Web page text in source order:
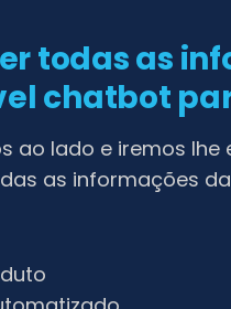
todas as
chatbot
ao lado e iremos lhe
as informações da